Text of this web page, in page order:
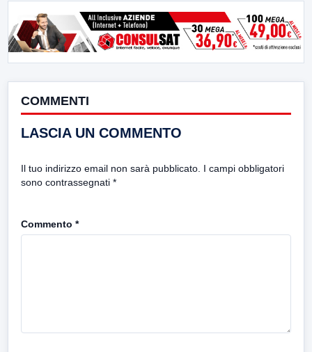
COMMENTI
LASCIA UN COMMENTO
Il tuo indirizzo email non sarà pubblicato. I campi obbligatori
sono contrassegnati *
Commento *